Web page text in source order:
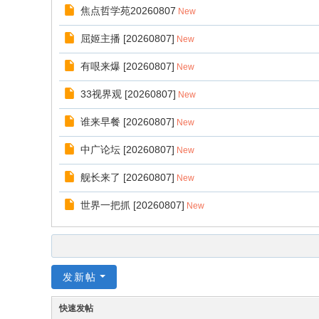
焦点哲学苑20260807 New
屈姬主播 [20260807] New
有哏来爆 [20260807] New
33视界观 [20260807] New
谁来早餐 [20260807] New
中广论坛 [20260807] New
舰长来了 [20260807] New
世界一把抓 [20260807] New
发新帖
快速发帖